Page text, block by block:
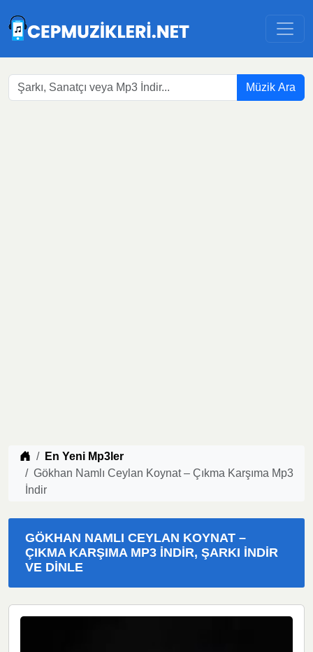
Müzik Ara
Müzik indir
En Yeni Mp3ler
Gökhan Namlı Ceylan Koynat – Çıkma Karşıma Mp3
İndir
GÖKHAN NAMLI CEYLAN KOYNAT –
ÇIKMA KARŞIMA MP3 İNDIR, ŞARKI İNDIR
VE DINLE